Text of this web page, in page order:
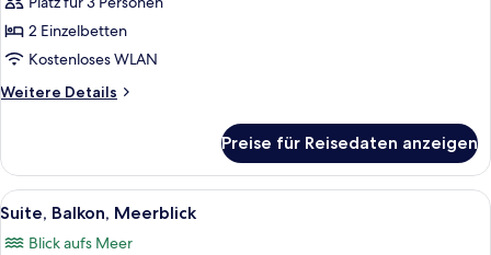
anzeigen
2 Einzelbetten
Kostenloses WLAN
Weitere Details
Weitere
Suite,
Parkblick
Preise für Reisedaten anzeigen
Alle
Fotos
Ein ordentlich bezogenes Bett mit
6
Suite, Balkon, Meerblick
Blick aufs Meer